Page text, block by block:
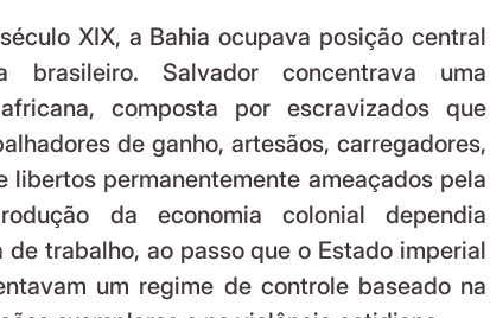
XIX, a Bahia ocupava posição central
brasileiro. Salvador concentrava uma
composta por escravizados que
de ganho, artesãos, carregadores,
libertos permanentemente ameaçados pela
da economia colonial dependia
trabalho, ao passo que o Estado imperial
um regime de controle baseado na